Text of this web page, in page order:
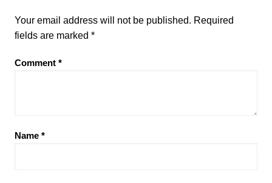
Your email address will not be published. Required
fields are marked *
Comment *
Name *